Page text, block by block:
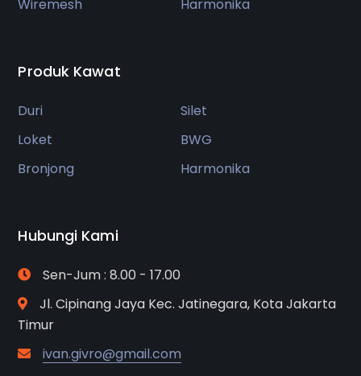
Wiremesh
Harmonika
Produk Kawat
Duri
Silet
Loket
BWG
Bronjong
Harmonika
Hubungi Kami
Sen-Jum : 8.00 - 17.00
Jl. Cipinang Jaya Kec. Jatinegara, Kota Jakarta
Timur
ivan.givro@gmail.com